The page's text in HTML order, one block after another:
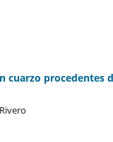
procedentes